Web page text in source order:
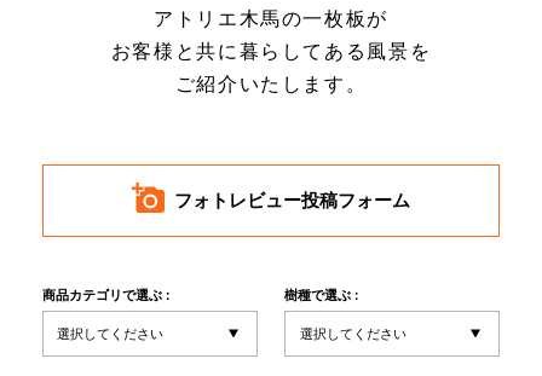
WEBカタログ
全商品一覧
新入荷情報
納品事例
アトリエ木馬の一枚板が
お客様と共に暮らしてある風景を
ご紹介いたします。
フォトレビュー投稿フォーム
商品カテゴリで選ぶ : 樹種で選ぶ :